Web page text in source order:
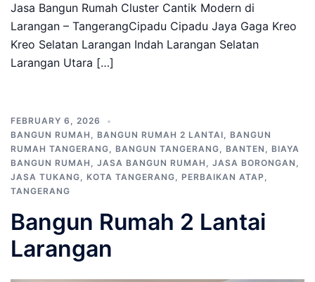
Jasa Bangun Rumah Cluster Cantik Modern di
Larangan – TangerangCipadu Cipadu Jaya Gaga Kreo
Kreo Selatan Larangan Indah Larangan Selatan
Larangan Utara […]
FEBRUARY 6, 2026
BANGUN RUMAH , BANGUN RUMAH 2 LANTAI, BANGUN
RUMAH TANGERANG, BANGUN TANGERANG, BANTEN , BIAYA
BANGUN RUMAH , JASA BANGUN RUMAH , JASA BORONGAN ,
JASA TUKANG, KOTA TANGERANG, PERBAIKAN ATAP ,
TANGERANG
Bangun Rumah 2 Lantai
Larangan